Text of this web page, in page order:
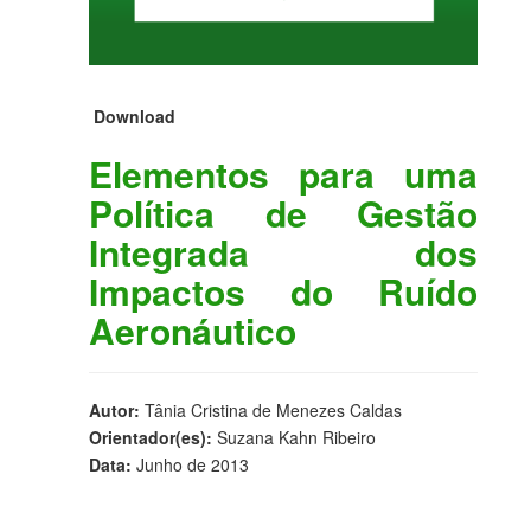
Download
Elementos para uma
Política de Gestão
Integrada dos
Impactos do Ruído
Aeronáutico
Autor: Tânia Cristina de Menezes Caldas
Orientador(es): Suzana Kahn Ribeiro
Data: Junho de 2013